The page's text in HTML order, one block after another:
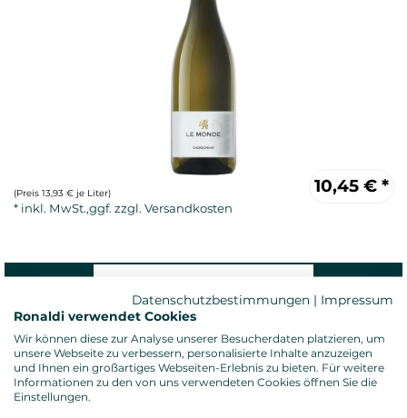
10,45 € *
(Preis 13,93 € je Liter)
Weißwein, trocken
Alkoholgehalt: 13,0 %vol.
Gesamtsäure: 6,11 g/l
Datenschutzbestimmungen | Impressum
Ronaldi verwendet Cookies
Wir können diese zur Analyse unserer Besucherdaten platzieren, um
unsere Webseite zu verbessern, personalisierte Inhalte anzuzeigen
und Ihnen ein großartiges Webseiten-Erlebnis zu bieten. Für weitere
Informationen zu den von uns verwendeten Cookies öffnen Sie die
Einstellungen.